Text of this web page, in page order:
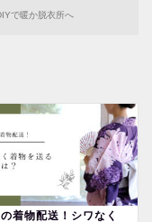
で暖か脱衣所へ
着物配送！シワなく